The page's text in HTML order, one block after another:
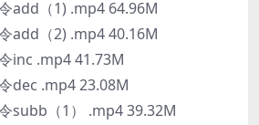
add（1) .mp4 64.96M
add（2) .mp4 40.16M
inc .mp4 41.73M
dec .mp4 23.08M
subb（1） .mp4 39.32M